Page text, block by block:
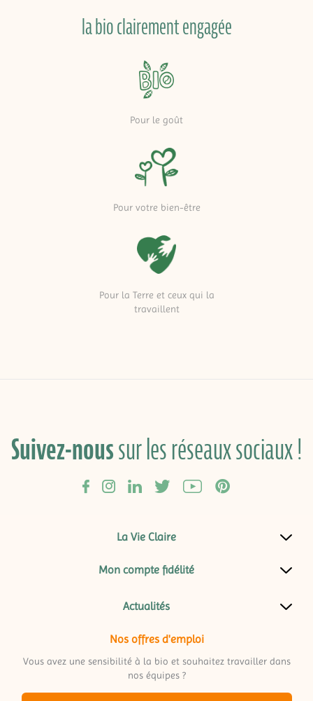
la bio clairement engagée
Pour le goût
Pour votre bien-être
Pour la Terre et ceux qui la
travaillent
Suivez-noussur les réseaux sociaux !
La Vie Claire
Mon compte fidélité
Actualités
Nos offres d'emploi
Vous avez une sensibilité à la bio et souhaitez travailler dans
nos équipes ?